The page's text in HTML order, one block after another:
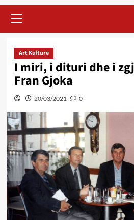
Menu
Art Kulture
I miri, i dituri dhe i
Fran Gjoka
20/03/2021 0